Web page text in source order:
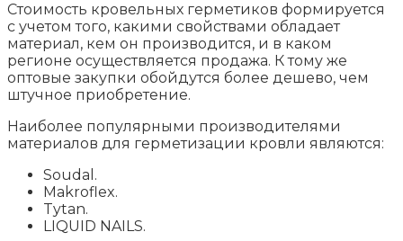
Стоимость кровельных герметиков формируется
с учетом того, какими свойствами обладает
материал, кем он производится, и в каком
регионе осуществляется продажа. К тому же
оптовые закупки обойдутся более дешево, чем
штучное приобретение.
Наиболее популярными производителями
материалов для герметизации кровли являются:
Soudal.
Makroflex.
Tytan.
LIQUID NAILS.